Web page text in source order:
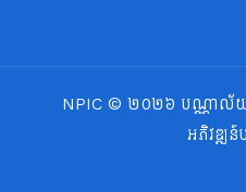
NPIC © ២០២៦ បណ្ណាល័យ
អភិវឌ្ឍន៍ប